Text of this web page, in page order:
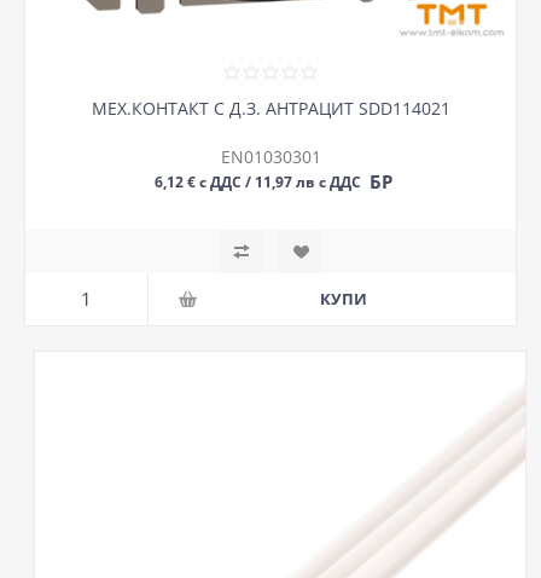
МЕХ.КОНТАКТ С Д.З. АНТРАЦИТ SDD114021
EN01030301
6,12 € с ДДС / 11,97 лв с ДДС БР